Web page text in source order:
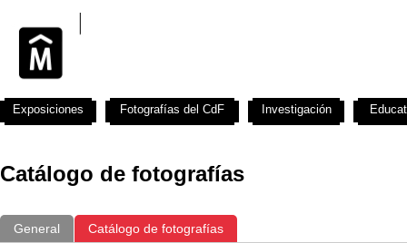
Catálogo de fotografías
General Catálogo de fotografías
Exposiciones Fotografías del CdF Investigación